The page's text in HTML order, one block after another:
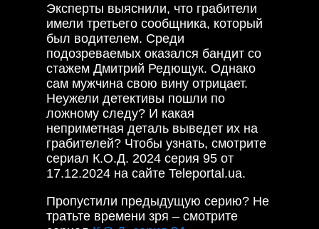
Эксперты выяснили, что грабители
имели третьего сообщника, который
был водителем. Среди
подозреваемых оказался бандит со
стажем Дмитрий Редющук. Однако
сам мужчина свою вину отрицает.
Неужели детективы пошли по
ложному следу? И какая
неприметная деталь выведет их на
грабителей? Чтобы узнать, смотрите
сериал К.О.Д. 2024 серия 95 от
17.12.2024 на сайте Teleportal.ua.
Пропустили предыдущую серию? Не
тратьте времени зря – смотрите